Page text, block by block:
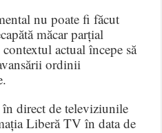
nu poate fi făcut
măcar parțial
actual începe să
ordinii
direct de televiziunile
Liberă TV în data de